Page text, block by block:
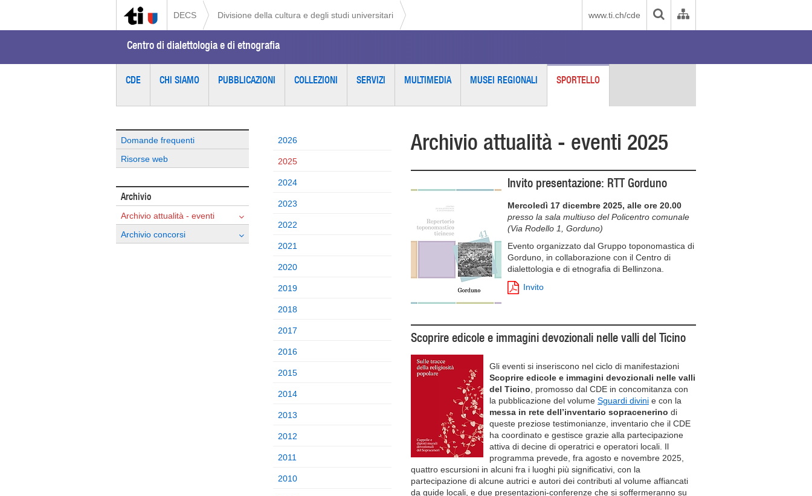
DECS Divisione della cultura e degli studi universitari www.ti.ch/cde
Centro di dialettologia e di etnografia
CDE CHI SIAMO PUBBLICAZIONI COLLEZIONI SERVIZI MULTIMEDIA MUSEI REGIONALI SPORTELLO
Domande frequenti
Risorse web
Archivio
Archivio attualità - eventi
Archivio concorsi
2026
2025
2024
2023
2022
2021
2020
2019
2018
2017
2016
2015
2014
2013
2012
2011
2010
Archivio attualità - eventi 2025
Invito presentazione: RTT Gorduno
Mercoledì 17 dicembre 2025, alle ore 20.00
presso la sala multiuso del Policentro comunale
(Via Rodello 1, Gorduno)
Evento organizzato dal Gruppo toponomastica di
Gorduno, in collaborazione con il Centro di
dialettologia e di etnografia di Bellinzona.
Invito
Scoprire edicole e immagini devozionali nelle valli del Ticino
Gli eventi si inseriscono nel ciclo di manifestazioni
Scoprire edicole e immagini devozionali nelle valli
del Ticino , promosso dal CDE in concomitanza con
la pubblicazione del volume Sguardi divini e con la
messa in rete dell’inventario sopracenerino di
queste preziose testimonianze, inventario che il CDE
ha coordinato e gestisce grazie alla partecipazione
attiva di decine di operatrici e operatori locali. Il
programma prevede, fra agosto e novembre 2025,
quattro escursioni in alcuni fra i luoghi più significativi, con la
partecipazione di alcune autrici e autori dei contributi al volume affiancati
da guide locali, e due presentazioni-conferenze che si soffermeranno su